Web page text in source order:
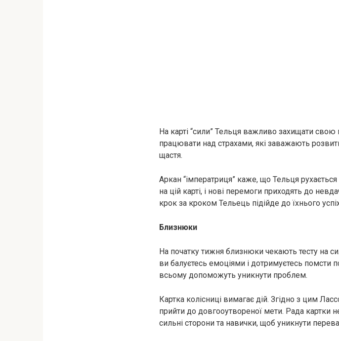
На карті “сили” Тельця важливо захищати свою
працювати над страхами, які заважають
щастя.
Аркан “імператриця” каже, що Тельця
на цій карті, і нові перемоги приходять до
крок за кроком Тельець підійде до їхнього
Близнюки
На початку тижня близнюки чекають тесту на
ви балуєтесь емоціями і дотримуєтесь помсти
всьому допоможуть уникнути проблем.
Картка колісниці вимагає дій. Згідно з цим
прийти до довгооутвореної мети. Рада картки
сильні сторони та навички, щоб уникнути